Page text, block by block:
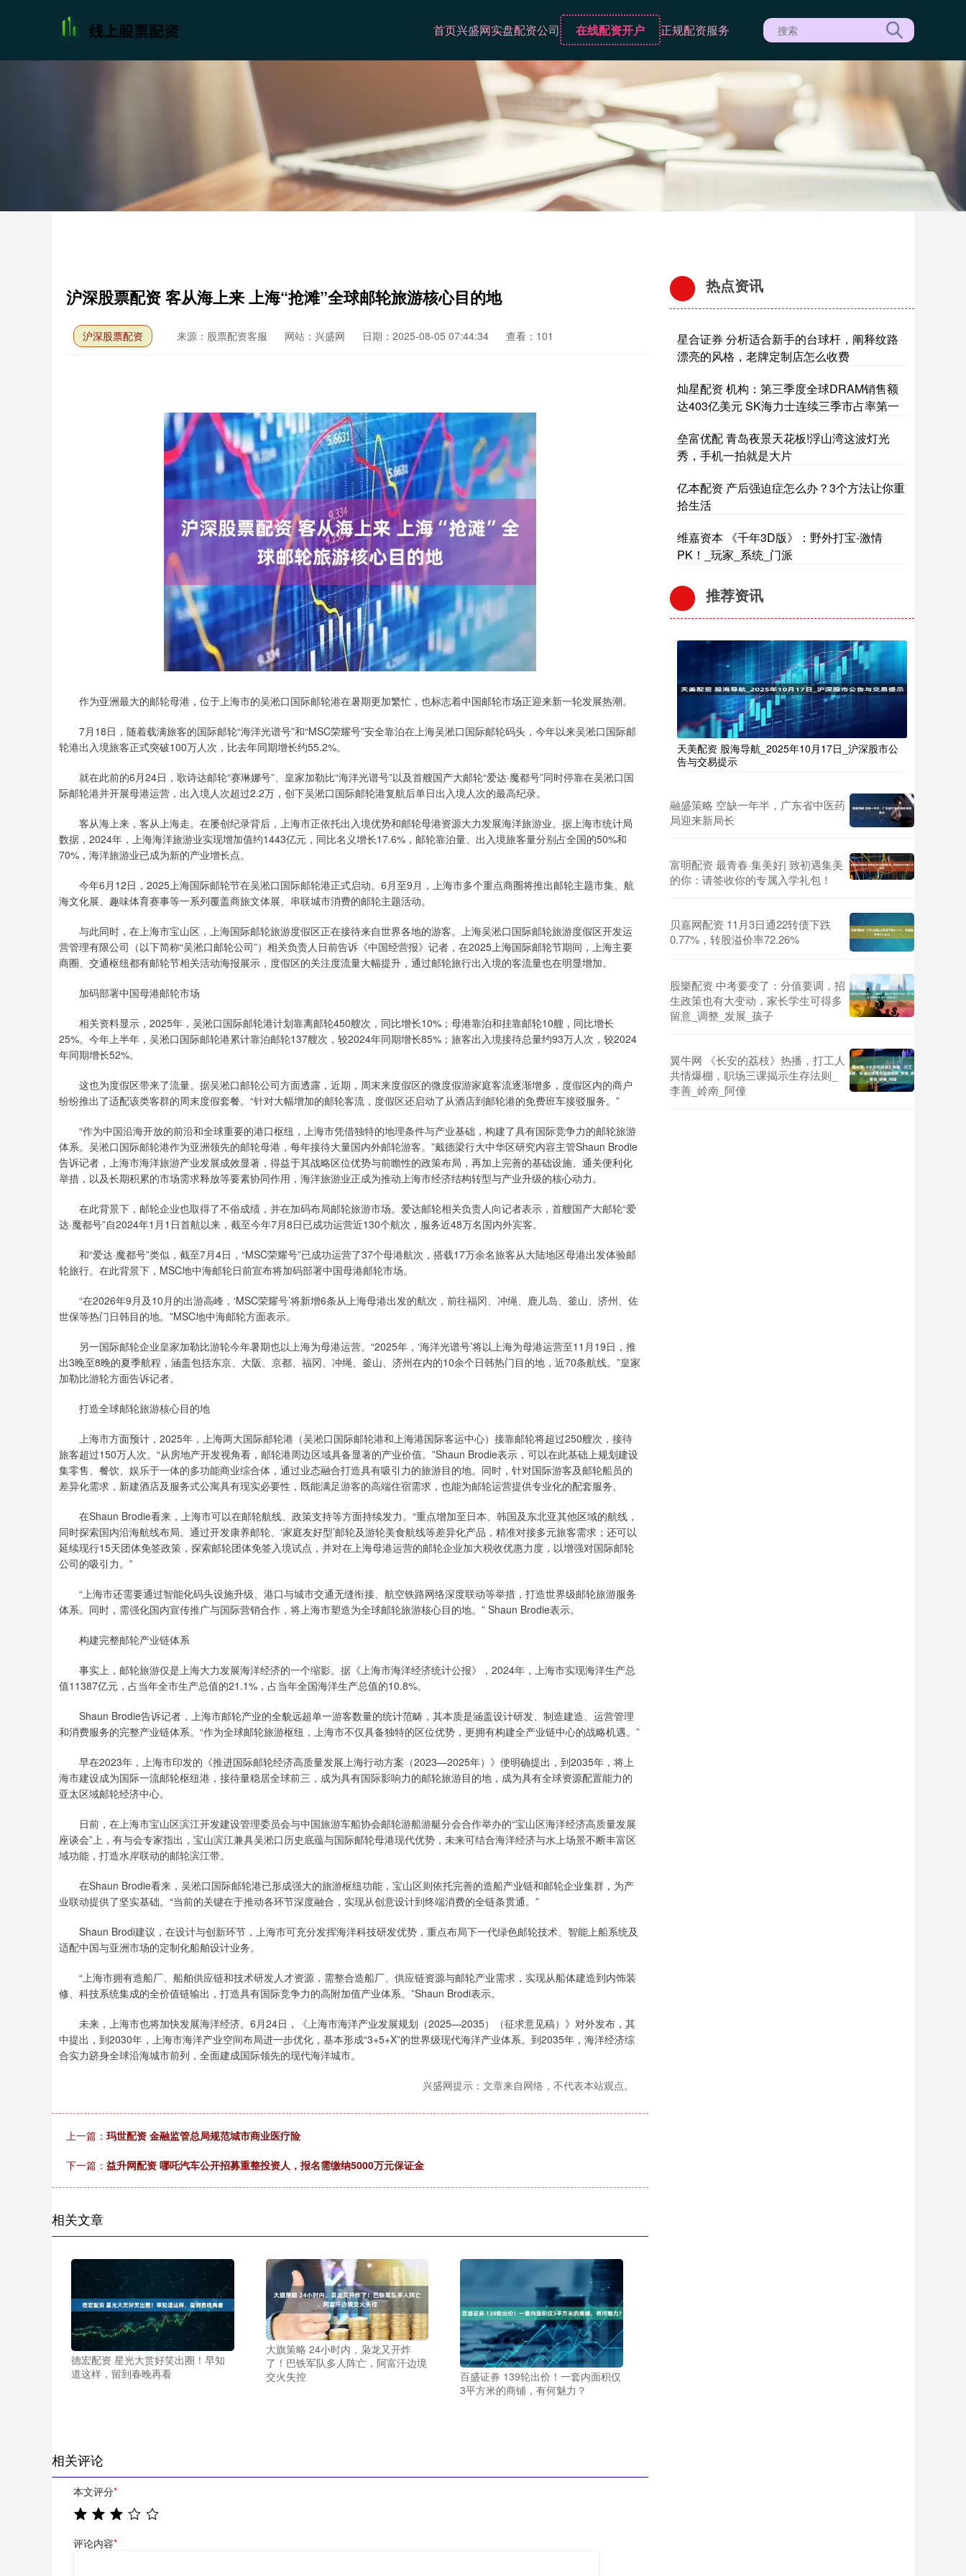
首页兴盛网实盘配资公司 在线配资开户 正规配资服务
沪深股票配资 客从海上来 上海“抢滩”全球邮轮旅游核心目的地
沪深股票配资 来源：股票配资客服 网站：兴盛网 日期：2025-08-05 07:44:34 查看：101
作为亚洲最大的邮轮母港，位于上海市的吴淞口国际邮轮港在暑期更加繁忙，也标志着中国邮轮市场正迎来新一轮发展热潮。
7月18日，随着载满旅客的国际邮轮“海洋光谱号”和“MSC荣耀号”安全靠泊在上海吴淞口国际邮轮码头，今年以来吴淞口国际邮
轮港出入境旅客正式突破100万人次，比去年同期增长约55.2%。
就在此前的6月24日，歌诗达邮轮“赛琳娜号”、皇家加勒比“海洋光谱号”以及首艘国产大邮轮“爱达·魔都号”同时停靠在吴淞口国
际邮轮港并开展母港运营，出入境人次超过2.2万，创下吴淞口国际邮轮港复航后单日出入境人次的最高纪录。
客从海上来，客从上海走。在屡创纪录背后，上海市正依托出入境优势和邮轮母港资源大力发展海洋旅游业。据上海市统计局
数据，2024年，上海海洋旅游业实现增加值约1443亿元，同比名义增长17.6%，邮轮靠泊量、出入境旅客量分别占全国的50%和
70%，海洋旅游业已成为新的产业增长点。
今年6月12日，2025上海国际邮轮节在吴淞口国际邮轮港正式启动。6月至9月，上海市多个重点商圈将推出邮轮主题市集、航
海文化展、趣味体育赛事等一系列覆盖商旅文体展、串联城市消费的邮轮主题活动。
与此同时，在上海市宝山区，上海国际邮轮旅游度假区正在接待来自世界各地的游客。上海吴淞口国际邮轮旅游度假区开发运
营管理有限公司（以下简称“吴淞口邮轮公司”）相关负责人日前告诉《中国经营报》记者，在2025上海国际邮轮节期间，上海主要
商圈、交通枢纽都有邮轮节相关活动海报展示，度假区的关注度流量大幅提升，通过邮轮旅行出入境的客流量也在明显增加。
加码部署中国母港邮轮市场
相关资料显示，2025年，吴淞口国际邮轮港计划靠离邮轮450艘次，同比增长10%；母港靠泊和挂靠邮轮10艘，同比增长
25%。今年上半年，吴淞口国际邮轮港累计靠泊邮轮137艘次，较2024年同期增长85%；旅客出入境接待总量约93万人次，较2024
年同期增长52%。
这也为度假区带来了流量。据吴淞口邮轮公司方面透露，近期，周末来度假区的微度假游家庭客流逐渐增多，度假区内的商户
纷纷推出了适配该类客群的周末度假套餐。“针对大幅增加的邮轮客流，度假区还启动了从酒店到邮轮港的免费班车接驳服务。”
“作为中国沿海开放的前沿和全球重要的港口枢纽，上海市凭借独特的地理条件与产业基础，构建了具有国际竞争力的邮轮旅游
体系。吴淞口国际邮轮港作为亚洲领先的邮轮母港，每年接待大量国内外邮轮游客。”戴德梁行大中华区研究内容主管Shaun Brodie
告诉记者，上海市海洋旅游产业发展成效显著，得益于其战略区位优势与前瞻性的政策布局，再加上完善的基础设施、通关便利化
举措，以及长期积累的市场需求释放等要素协同作用，海洋旅游业正成为推动上海市经济结构转型与产业升级的核心动力。
在此背景下，邮轮企业也取得了不俗成绩，并在加码布局邮轮旅游市场。爱达邮轮相关负责人向记者表示，首艘国产大邮轮“爱
达·魔都号”自2024年1月1日首航以来，截至今年7月8日已成功运营近130个航次，服务近48万名国内外宾客。
和“爱达·魔都号”类似，截至7月4日，“MSC荣耀号”已成功运营了37个母港航次，搭载17万余名旅客从大陆地区母港出发体验邮
轮旅行。在此背景下，MSC地中海邮轮日前宣布将加码部署中国母港邮轮市场。
“在2026年9月及10月的出游高峰，‘MSC荣耀号’将新增6条从上海母港出发的航次，前往福冈、冲绳、鹿儿岛、釜山、济州、佐
世保等热门日韩目的地。”MSC地中海邮轮方面表示。
另一国际邮轮企业皇家加勒比游轮今年暑期也以上海为母港运营。“2025年，‘海洋光谱号’将以上海为母港运营至11月19日，推
出3晚至8晚的夏季航程，涵盖包括东京、大阪、京都、福冈、冲绳、釜山、济州在内的10余个日韩热门目的地，近70条航线。”皇家
加勒比游轮方面告诉记者。
打造全球邮轮旅游核心目的地
上海市方面预计，2025年，上海两大国际邮轮港（吴淞口国际邮轮港和上海港国际客运中心）接靠邮轮将超过250艘次，接待
旅客超过150万人次。“从房地产开发视角看，邮轮港周边区域具备显著的产业价值。”Shaun Brodie表示，可以在此基础上规划建设
集零售、餐饮、娱乐于一体的多功能商业综合体，通过业态融合打造具有吸引力的旅游目的地。同时，针对国际游客及邮轮船员的
差异化需求，新建酒店及服务式公寓具有现实必要性，既能满足游客的高端住宿需求，也能为邮轮运营提供专业化的配套服务。
在Shaun Brodie看来，上海市可以在邮轮航线、政策支持等方面持续发力。“重点增加至日本、韩国及东北亚其他区域的航线，
同时探索国内沿海航线布局。通过开发康养邮轮、‘家庭友好型’邮轮及游轮美食航线等差异化产品，精准对接多元旅客需求；还可以
延续现行15天团体免签政策，探索邮轮团体免签入境试点，并对在上海母港运营的邮轮企业加大税收优惠力度，以增强对国际邮轮
公司的吸引力。”
“上海市还需要通过智能化码头设施升级、港口与城市交通无缝衔接、航空铁路网络深度联动等举措，打造世界级邮轮旅游服务
体系。同时，需强化国内宣传推广与国际营销合作，将上海市塑造为全球邮轮旅游核心目的地。” Shaun Brodie表示。
构建完整邮轮产业链体系
事实上，邮轮旅游仅是上海大力发展海洋经济的一个缩影。据《上海市海洋经济统计公报》，2024年，上海市实现海洋生产总
值11387亿元，占当年全市生产总值的21.1%，占当年全国海洋生产总值的10.8%。
Shaun Brodie告诉记者，上海市邮轮产业的全貌远超单一游客数量的统计范畴，其本质是涵盖设计研发、制造建造、运营管理
和消费服务的完整产业链体系。“作为全球邮轮旅游枢纽，上海市不仅具备独特的区位优势，更拥有构建全产业链中心的战略机遇。”
早在2023年，上海市印发的《推进国际邮轮经济高质量发展上海行动方案（2023—2025年）》便明确提出，到2035年，将上
海市建设成为国际一流邮轮枢纽港，接待量稳居全球前三，成为具有国际影响力的邮轮旅游目的地，成为具有全球资源配置能力的
亚太区域邮轮经济中心。
日前，在上海市宝山区滨江开发建设管理委员会与中国旅游车船协会邮轮游船游艇分会合作举办的“宝山区海洋经济高质量发展
座谈会”上，有与会专家指出，宝山滨江兼具吴淞口历史底蕴与国际邮轮母港现代优势，未来可结合海洋经济与水上场景不断丰富区
域功能，打造水岸联动的邮轮滨江带。
在Shaun Brodie看来，吴淞口国际邮轮港已形成强大的旅游枢纽功能，宝山区则依托完善的造船产业链和邮轮企业集群，为产
业联动提供了坚实基础。“当前的关键在于推动各环节深度融合，实现从创意设计到终端消费的全链条贯通。”
Shaun Brodi建议，在设计与创新环节，上海市可充分发挥海洋科技研发优势，重点布局下一代绿色邮轮技术、智能上船系统及
适配中国与亚洲市场的定制化船舶设计业务。
“上海市拥有造船厂、船舶供应链和技术研发人才资源，需整合造船厂、供应链资源与邮轮产业需求，实现从船体建造到内饰装
修、科技系统集成的全价值链输出，打造具有国际竞争力的高附加值产业体系。”Shaun Brodi表示。
未来，上海市也将加快发展海洋经济。6月24日，《上海市海洋产业发展规划（2025—2035）（征求意见稿）》对外发布，其
中提出，到2030年，上海市海洋产业空间布局进一步优化，基本形成“3+5+X”的世界级现代海洋产业体系。到2035年，海洋经济综
合实力跻身全球沿海城市前列，全面建成国际领先的现代海洋城市。
兴盛网提示：文章来自网络，不代表本站观点。
上一篇： 玛世配资 金融监管总局规范城市商业医疗险
下一篇： 益升网配资 哪吒汽车公开招募重整投资人，报名需缴纳5000万元保证金
相关文章
德宏配资 星光大赏好笑出圈！早知
道这样，留到春晚再看
大旗策略 24小时内，枭龙又开炸
了！巴铁军队多人阵亡，阿富汗边境
交火失控
百盛证券 139轮出价！一套内面积仅
3平方米的商铺，有何魅力？
相关评论
本文评分*
评论内容*
热点资讯
星合证券 分析适合新手的台球杆，阐释纹路
漂亮的风格，老牌定制店怎么收费
灿星配资 机构：第三季度全球DRAM销售额
达403亿美元 SK海力士连续三季市占率第一
垒富优配 青岛夜景天花板!浮山湾这波灯光
秀，手机一拍就是大片
亿本配资 产后强迫症怎么办？3个方法让你重
拾生活
维嘉资本 《千年3D版》：野外打宝-激情
PK！_玩家_系统_门派
推荐资讯
天美配资 股海导航_2025年10月17日_沪深股市公
告与交易提示
融盛策略 空缺一年半，广东省中医药
局迎来新局长
富明配资 最青春·集美好| 致初遇集美
的你：请签收你的专属入学礼包！
贝嘉网配资 11月3日通22转债下跌
0.77%，转股溢价率72.26%
股樂配资 中考要变了：分值要调，招
生政策也有大变动，家长学生可得多
留意_调整_发展_孩子
翼牛网 《长安的荔枝》热播，打工人
共情爆棚，职场三课揭示生存法则_
李善_岭南_阿僮